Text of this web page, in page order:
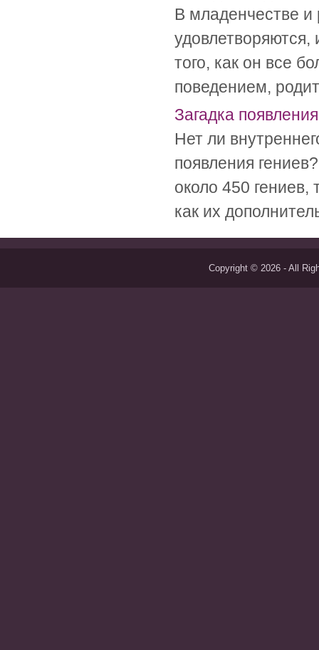
В младенчестве и
удовлетворяются,
того, как он все
поведением,
Загадка
Нет ли
появления
около 450 гениев,
как их
Copyright © 2026 - All